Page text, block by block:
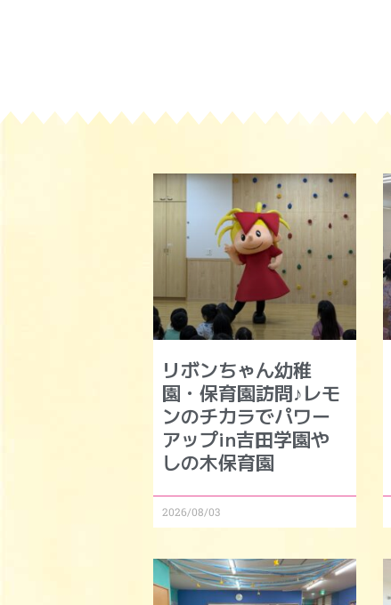
リボンちゃん幼稚
園・保育園訪問♪レモ
ンのチカラでパワー
アップin吉田学園や
しの木保育園
2026/08/03